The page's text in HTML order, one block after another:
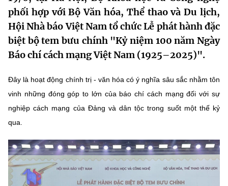
Lịch sử phát triển
Sở Khoa học và Công nghệ
Đổi mới sáng tạo
Chuyển đổi số
Bưu chính, Viễn thông
Sở hữu trí tuệ
Tiêu chuẩn, đo lường, chất lượng
Tin tổng hợp
Tin địa phương
Hệ thống văn bản
Văn bản QPPL
Văn bản chỉ đạo điều hành
Lấy ý kiến người dân về dự thảo VBQPPL
MST IOFFICE
THỐNG KÊ
Khoa học và Công nghệ
Bưu chính, Viễn thông
Sở hữu trí tuệ
Multimedia
THƯ ĐIỆN TỬ
Khác
Videos
Infographic
phối hợp với Bộ Văn hóa, Thể thao và Du lịch,
Hội Nhà báo Việt Nam tổ chức Lễ phát hành đặc
biệt bộ tem bưu chính "Kỷ niệm 100 năm Ngày
Báo chí cách mạng Việt Nam (1925–2025)".
Đây là hoạt động chính trị - văn hóa có ý nghĩa sâu sắc nhằm tôn
vinh những đóng góp to lớn của báo chí cách mạng đối với sự
nghiệp cách mạng của Đảng và dân tộc trong suốt một thế kỷ
qua.